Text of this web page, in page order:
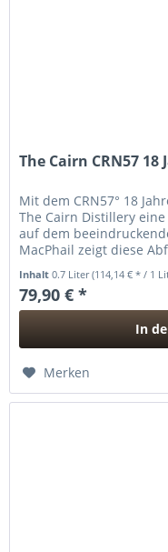
The Cairn CRN57
Mit dem CRN57° 18
The Cairn Distillery
auf dem
MacPhail zeigt diese
Inhalt0.7 Liter(114,14 € * / 1
79,90 € *
In
Merken